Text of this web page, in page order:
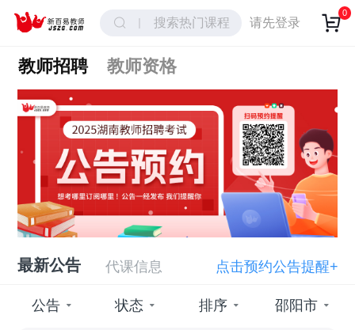
搜索热门课程 请先登录
0
教师招聘 教师资格
最新公告 代课信息 点击预约公告提醒+
公告 状态 排序 邵阳市